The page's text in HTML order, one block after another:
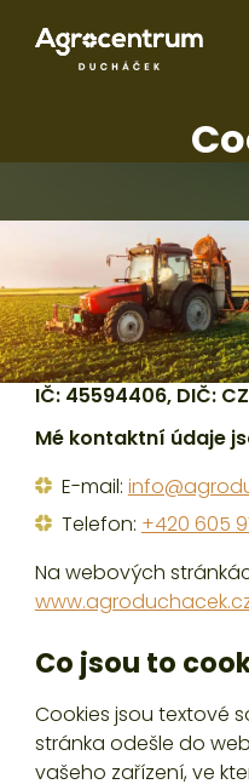
Kdo jsem?
JsemIng. Luboš
Horná Sytová 30,
IČ: 45594406, DIČ:
Mé kontaktní údaje
E-mail:
Telefon: +420 605
Na webových
Co jsou to
Cookies jsou textové
stránka odešle do
vašeho zařízení, ve